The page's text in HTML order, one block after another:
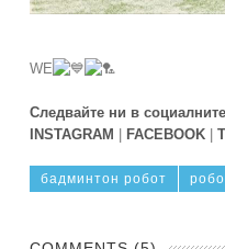
WE
Следвайте ни в
INSTAGRAM
FACEBOOK
бадминтон робот